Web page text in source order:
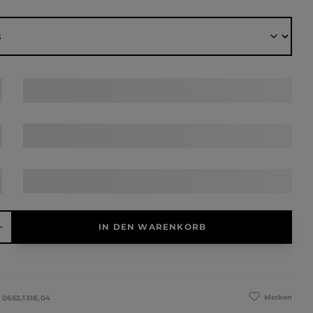
IN DEN WARENKORB
Merken
0662,1318,04